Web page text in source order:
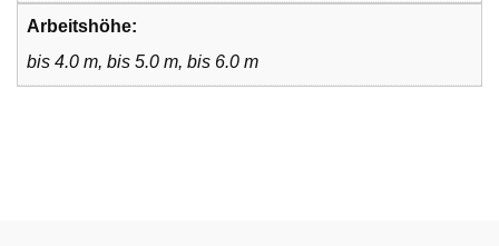
Arbeitshöhe:
bis 4.0 m, bis 5.0 m, bis 6.0 m